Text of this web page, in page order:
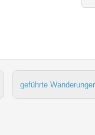
geführte